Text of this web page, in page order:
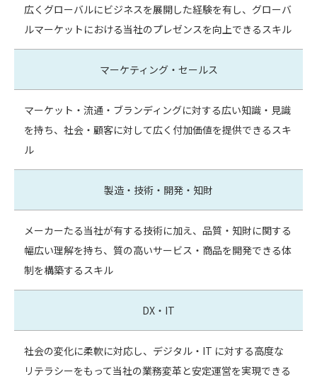
広くグローバルにビジネスを展開した経験を有し、グローバ
ルマーケットにおける当社のプレゼンスを向上できるスキル
マーケティング・セールス
マーケット・流通・ブランディングに対する広い知識・見識
を持ち、社会・顧客に対して広く付加価値を提供できるスキ
ル
製造・技術・開発・知財
メーカーたる当社が有する技術に加え、品質・知財に関する
幅広い理解を持ち、質の高いサービス・商品を開発できる体
制を構築するスキル
DX・IT
社会の変化に柔軟に対応し、デジタル・IT に対する高度な
リテラシーをもって当社の業務変革と安定運営を実現できる